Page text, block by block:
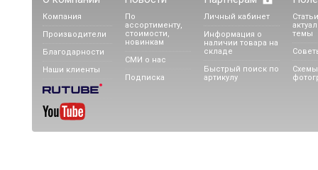
Компания
Производители
Благодарности
Наши клиенты
По
ассортименту,
стоимости,
новинкам
СМИ о нас
Подписка
Личный кабинет
Информация о
наличии товара на
складе
Быстрый поиск по
артикулу
темы